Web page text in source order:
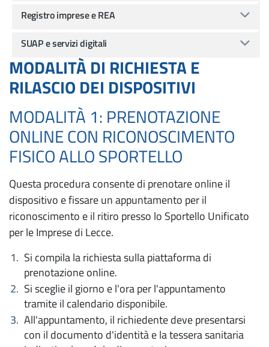
MODALITÀ DI RICHIESTA E
RILASCIO DEI DISPOSITIVI
MODALITÀ 1: PRENOTAZIONE
ONLINE CON RICONOSCIMENTO
FISICO ALLO SPORTELLO
Questa procedura consente di prenotare online il
dispositivo e fissare un appuntamento per il
riconoscimento e il ritiro presso lo Sportello Unificato
per le Imprese di Lecce.
Si compila la richiesta sulla piattaforma di
prenotazione online.
Si sceglie il giorno e l'ora per l'appuntamento
tramite il calendario disponibile.
All'appuntamento, il richiedente deve presentarsi
con il documento d'identità e la tessera sanitaria
Registro imprese e REA
SUAP e servizi digitali